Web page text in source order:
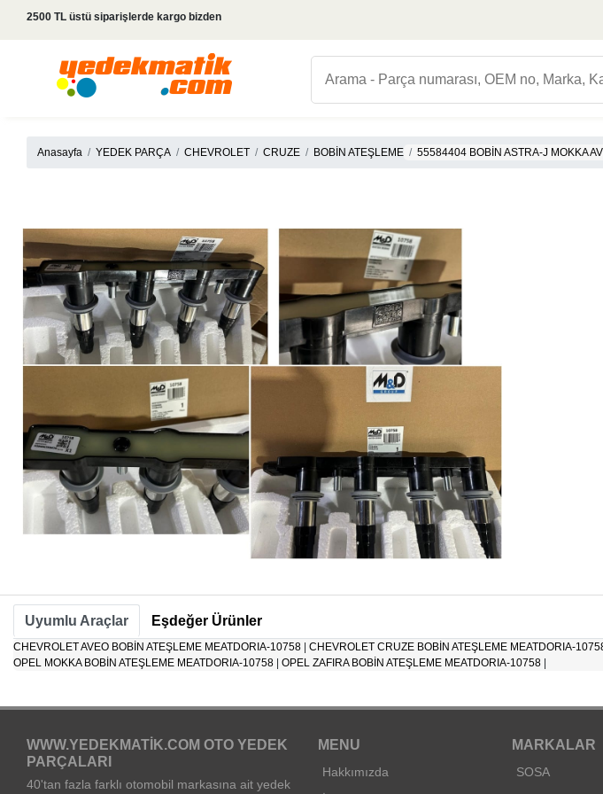
2500 TL üstü siparişlerde kargo bizden
Anasayfa YEDEK PARÇA CHEVROLET CRUZE BOBİN ATEŞLEME 55584404 BOBİN ASTRA-J MOKKA
Uyumlu Araçlar Eşdeğer Ürünler
CHEVROLET AVEO BOBİN ATEŞLEME MEATDORIA-10758 CHEVROLET CRUZE BOBİN ATEŞLEME MEATDORIA-
OPEL MOKKA BOBİN ATEŞLEME MEATDORIA-10758
OPEL ZAFIRA BOBİN ATEŞLEME MEATDORIA-10758
WWW.YEDEKMATIK.COM OTO YEDEK
PARÇALARI
40'tan fazla farklı otomobil markasına ait yedek
MENU
Hakkımızda
MARKALAR
SOSA